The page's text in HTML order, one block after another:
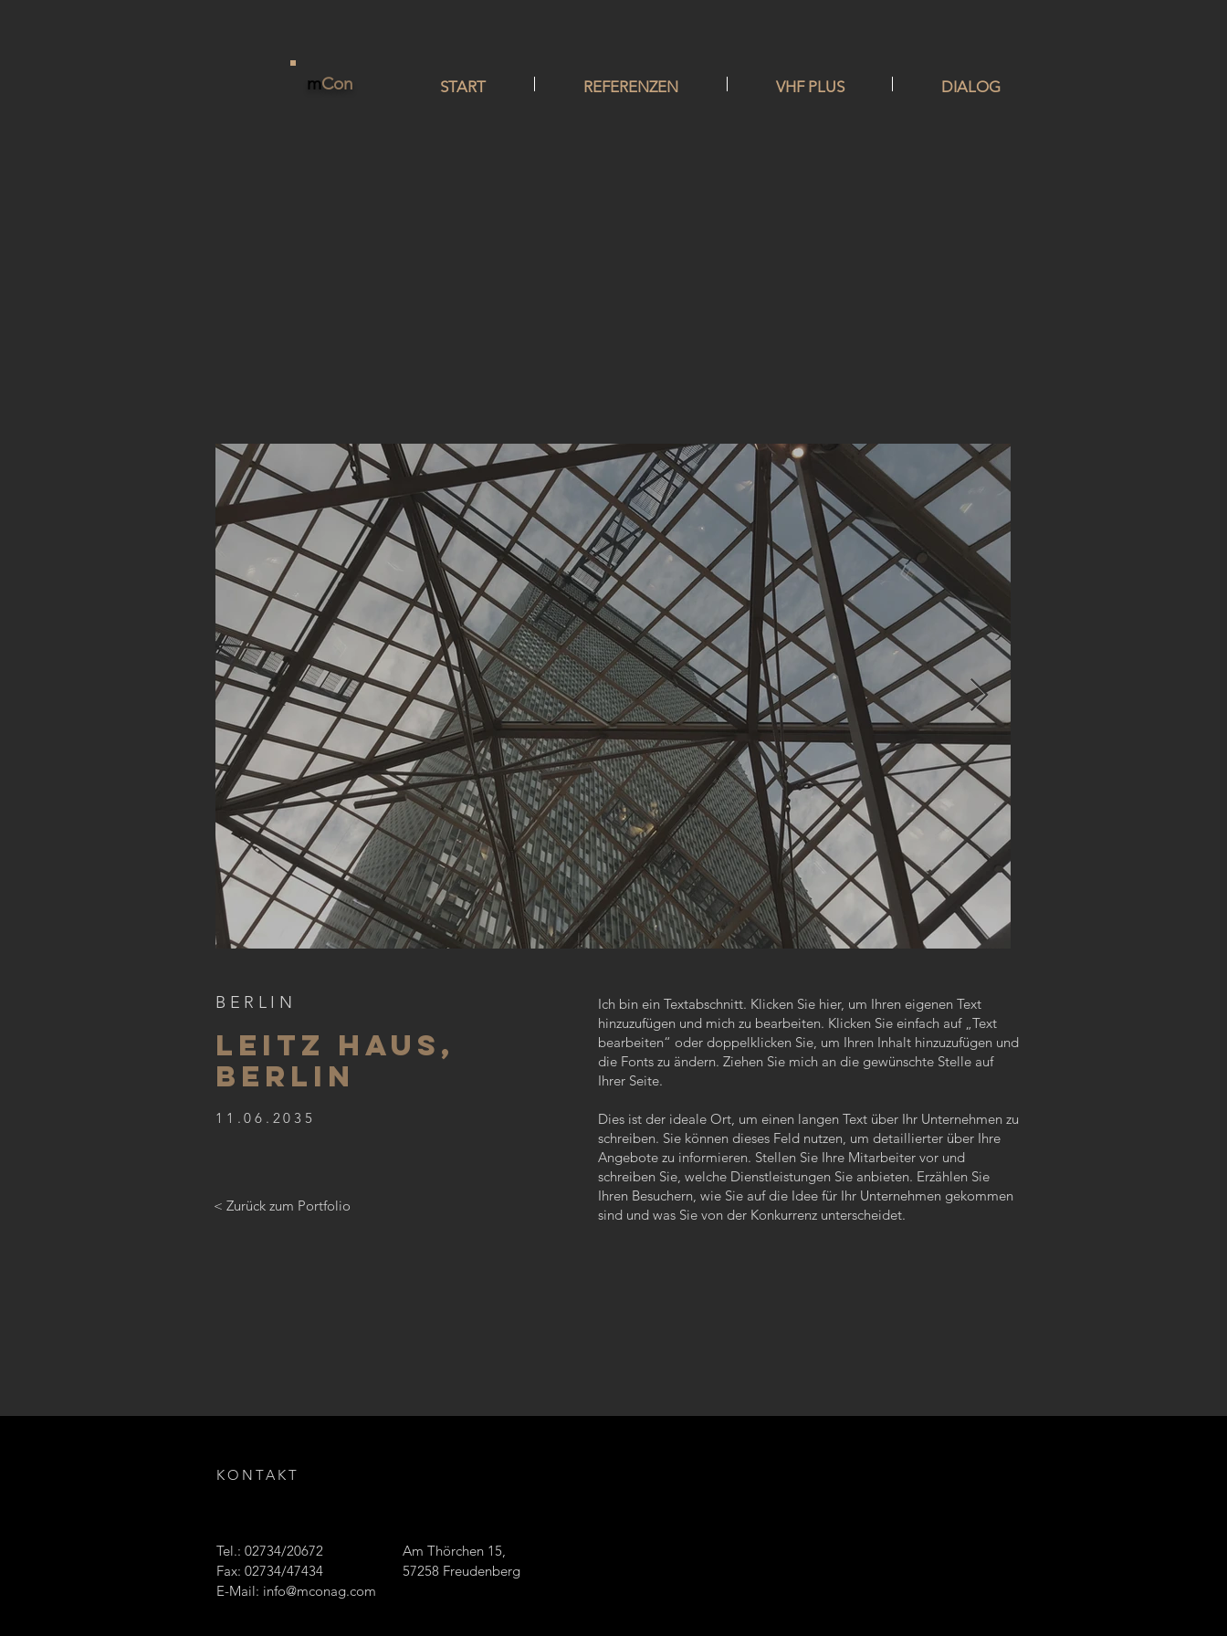
mCon START REFERENZEN VHF PLUS DIALOG
BERLIN
LEITZ HAus,
BERLIN
11.06.2035
< Zurück zum Portfolio
Ich bin ein Textabschnitt. Klicken Sie hier, um Ihren eigenen Text
hinzuzufügen und mich zu bearbeiten. Klicken Sie einfach auf „Text
bearbeiten“ oder doppelklicken Sie, um Ihren Inhalt hinzuzufügen und
die Fonts zu ändern. Ziehen Sie mich an die gewünschte Stelle auf
Ihrer Seite.
Dies ist der ideale Ort, um einen langen Text über Ihr Unternehmen zu
schreiben. Sie können dieses Feld nutzen, um detaillierter über Ihre
Angebote zu informieren. Stellen Sie Ihre Mitarbeiter vor und
schreiben Sie, welche Dienstleistungen Sie anbieten. Erzählen Sie
Ihren Besuchern, wie Sie auf die Idee für Ihr Unternehmen gekommen
sind und was Sie von der Konkurrenz unterscheidet.
KONTAKT
Tel.: 02734/20672
Fax: 02734/47434
E-Mail: info@mconag.com
Am Thörchen 15,
57258 Freudenberg